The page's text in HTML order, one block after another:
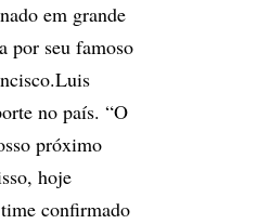
em grande
por seu famoso
no país. “O
próximo
hoje
confirmado